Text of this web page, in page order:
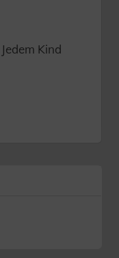
Kind